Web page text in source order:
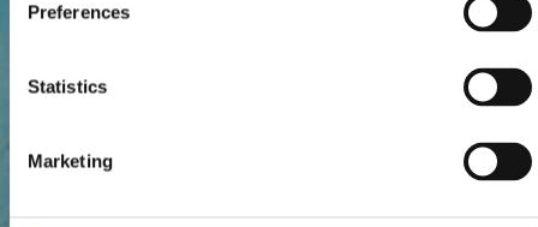
Preferences
Statistics
Marketing